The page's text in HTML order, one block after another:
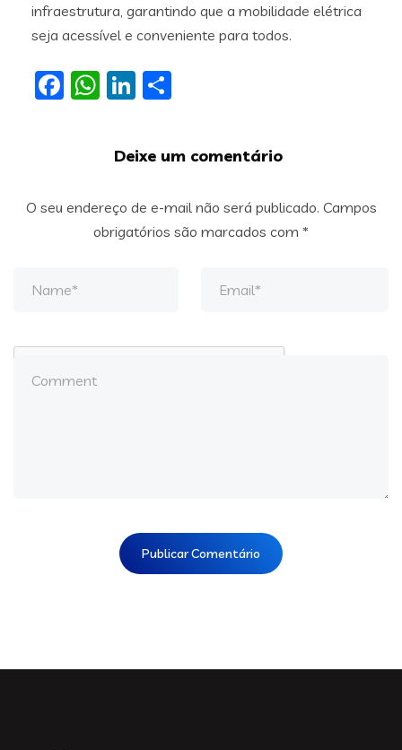
infraestrutura, garantindo que a mobilidade elétrica
seja acessível e conveniente para todos.
Facebook
WhatsApp
LinkedIn
Deixe um comentário
O seu endereço de e-mail não será publicado. Campos
obrigatórios são marcados com *